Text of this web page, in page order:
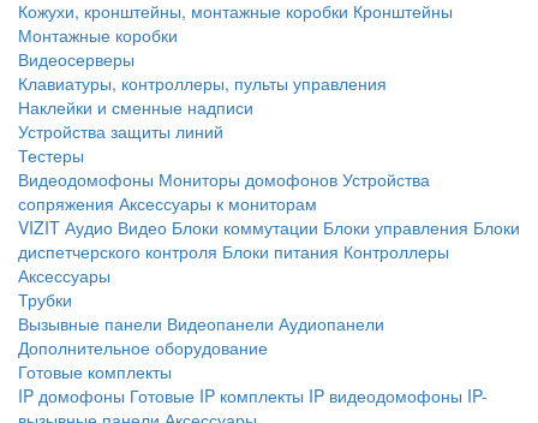
Кожухи, кронштейны, монтажные коробки Кронштейны
Монтажные коробки
Видеосерверы
Клавиатуры, контроллеры, пульты управления
Наклейки и сменные надписи
Устройства защиты линий
Тестеры
Видеодомофоны Мониторы домофонов Устройства
сопряжения Аксессуары к мониторам
VIZIT Аудио Видео Блоки коммутации Блоки управления Блоки
диспетчерского контроля Блоки питания Контроллеры
Аксессуары
Трубки
Вызывные панели Видеопанели Аудиопанели
Дополнительное оборудование
Готовые комплекты
IP домофоны Готовые IP комплекты IP видеодомофоны IP-